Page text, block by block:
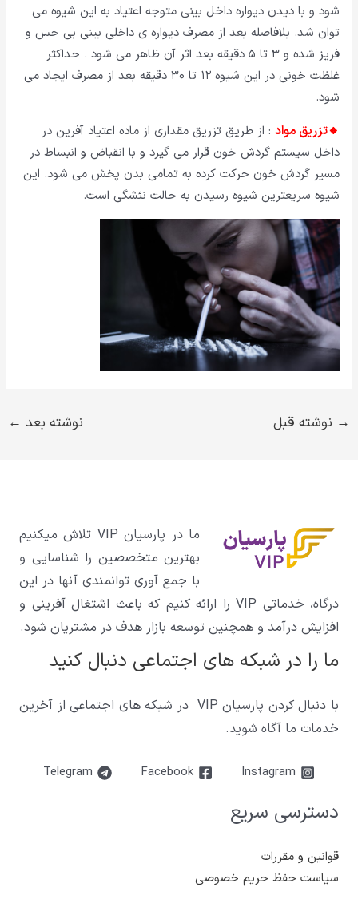
شود و با دیدن دیواره داخل بینی متوجه اعتیاد به این شیوه می
توان شد. بلافاصله بعد از مصرف دیواره ی داخلی بینی بی حس و
فریز شده و ۳ تا ۵ دقیقه بعد اثر آن ظاهر می شود . حداکثر
غلظت خونی در این شیوه ۱۲ تا ۳۰ دقیقه بعد از مصرف ایجاد می
شود.
🔸تزریق مواد : از طریق تزریق مقداری از ماده اعتیاد آفرین در
داخل سیستم گردش خون قرار می گیرد و با انقباض و انبساط در
مسیر گردش خون حرکت کرده به تمامی بدن پخش می شود. این
شیوه سریعترین شیوه رسیدن به حالت نئشگی است.
→ نوشته قبل نوشته بعد ←
ما در پارسیان VIP تلاش میکنیم
بهترین متخصصین را شناسایی و
با جمع آوری توانمندی آنها در این
درگاه، خدماتی VIP را ارائه کنیم که باعث اشتغال آفرینی و
افزایش درآمد و همچنین توسعه بازار هدف در مشتریان شود.
ما را در شبکه های اجتماعی دنبال کنید
با دنبال کردن پارسیان VIP در شبکه های اجتماعی از آخرین
خدمات ما آگاه شوید.
Instagram
Facebook
Telegram
دسترسی سریع
قوانین و مقررات
سیاست حفظ حریم خصوصی